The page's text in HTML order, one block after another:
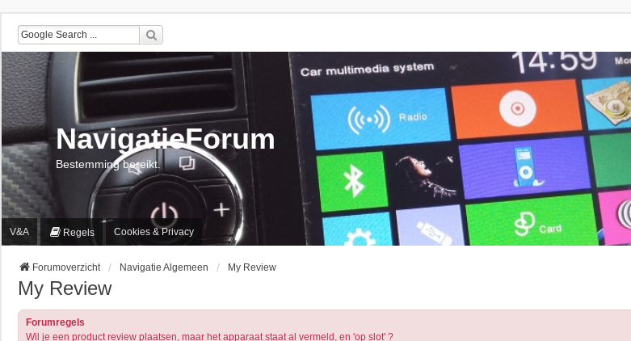
NavigatieForum
Bestemming bereikt.
V&A Regels Cookies & Privacy
Forumoverzicht Navigatie Algemeen My Review
My Review
Forumregels
Wil je een product review plaatsen, maar het apparaat staat al vermeld, en 'op slot' ?